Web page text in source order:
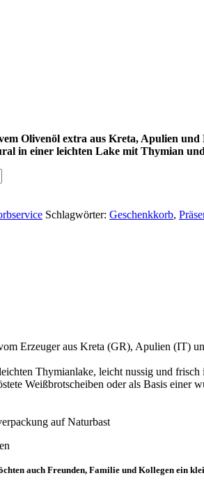
Olivenöl extra aus Kreta, Apulien
in einer leichten Lake mit Thymian
Schlagwörter: Geschenkkorb,
Erzeuger aus Kreta (GR), Apulien (IT)
Thymianlake, leicht nussig und frisch
Weißbrotscheiben oder als Basis
auf Naturbast
auch Freunden, Familie und Kollegen ein